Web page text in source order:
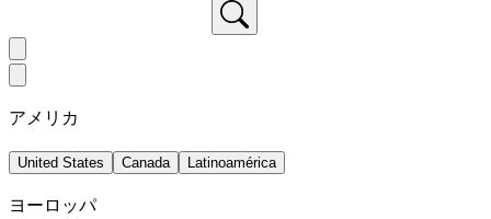
アメリカ
United States Canada Latinoamérica
ヨーロッパ